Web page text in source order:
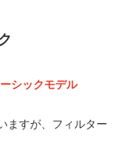
シックモデル
ますが、フィルター